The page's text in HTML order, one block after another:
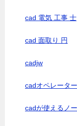
cad 電気 工事 士
cad 面取り 円
cadjw
cadオペレータ
cadが使えるノ